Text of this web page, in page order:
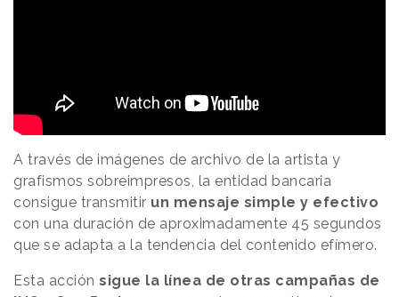
A través de imágenes de archivo de la artista y
grafismos sobreimpresos, la entidad bancaria
consigue transmitir un mensaje simple y efectivo
con una duración de aproximadamente 45 segundos
que se adapta a la tendencia del contenido efímero.
Esta acción sigue la línea de otras campañas de